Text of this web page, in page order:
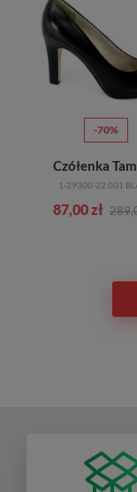
-70%
Czółenka
1-29300-22 001
87,00 zł